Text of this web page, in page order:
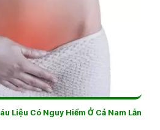
Liệu Có Nguy Hiểm Ở Cả Nam Lẫn